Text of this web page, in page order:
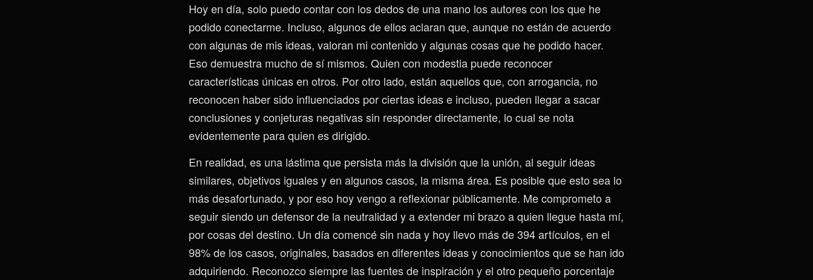
Hoy en día, solo puedo contar con los dedos de una mano los autores con los que he
podido conectarme. Incluso, algunos de ellos aclaran que, aunque no están de acuerdo
con algunas de mis ideas, valoran mi contenido y algunas cosas que he podido hacer.
Eso demuestra mucho de sí mismos. Quien con modestia puede reconocer
características únicas en otros. Por otro lado, están aquellos que, con arrogancia, no
reconocen haber sido influenciados por ciertas ideas e incluso, pueden llegar a sacar
conclusiones y conjeturas negativas sin responder directamente, lo cual se nota
evidentemente para quien es dirigido.
En realidad, es una lástima que persista más la división que la unión, al seguir ideas
similares, objetivos iguales y en algunos casos, la misma área. Es posible que esto sea lo
más desafortunado, y por eso hoy vengo a reflexionar públicamente. Me comprometo a
seguir siendo un defensor de la neutralidad y a extender mi brazo a quien llegue hasta mí,
por cosas del destino. Un día comencé sin nada y hoy llevo más de 394 artículos, en el
98% de los casos, originales, basados en diferentes ideas y conocimientos que se han ido
adquiriendo. Reconozco siempre las fuentes de inspiración y el otro pequeño porcentaje